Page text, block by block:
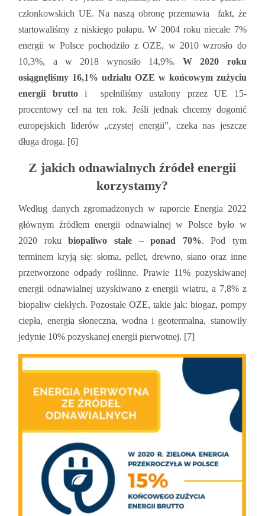
członkowskich UE. Na naszą obronę przemawia fakt, że
startowaliśmy z niskiego pułapu. W 2004 roku niecałe 7%
energii w Polsce pochodziło z OZE, w 2010 wzrosło do
10,3%, a w 2018 wynosiło 14,9%.W 2020 roku
osiągnęliśmy 16,1% udziału OZE w końcowym zużyciu
energii bruttoi spełniliśmy ustalony przez UE 15-
procentowy cel na ten rok. Jeśli jednak chcemy dogonić
europejskich liderów „czystej energii”, czeka nas jeszcze
długa droga. [6]
Z jakich odnawialnych źródeł energii
korzystamy?
Według danych zgromadzonych w raporcie Energia 2022
głównym źródłem energii odnawialnej w Polsce było w
2020 rokubiopaliwo stałe ‒ponad 70%. Pod tym
terminem kryją się: słoma, pellet, drewno, siano oraz inne
przetworzone odpady roślinne. Prawie 11% pozyskiwanej
energii odnawialnej uzyskiwano z energii wiatru, a 7,8% z
biopaliw ciekłych. Pozostałe OZE, takie jak: biogaz, pompy
ciepła, energia słoneczna, wodna i geotermalna, stanowiły
jedynie 10% pozyskanej energii pierwotnej. [7]